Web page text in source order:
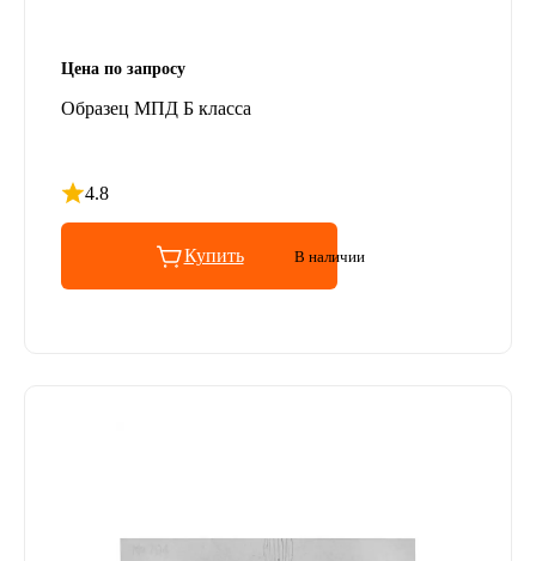
Цена по запросу
Образец МПД Б класса
4.8
Рейтинг 4.8 из 5
Купить В наличии